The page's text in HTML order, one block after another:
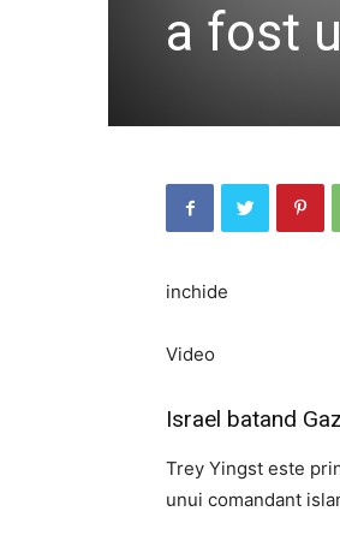
a fost
inchide
Video
Israel batand
Trey Yingst este
unui comandant